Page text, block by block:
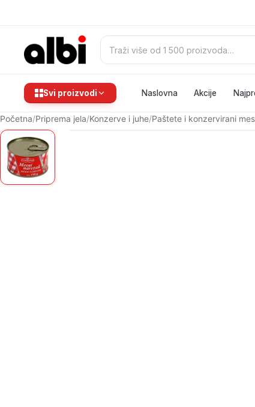
Pretraži:
Svi proizvodi Naslovna Akcije
Početna/Priprema jela/Konzerve i juhe/Paštete i konzervirani